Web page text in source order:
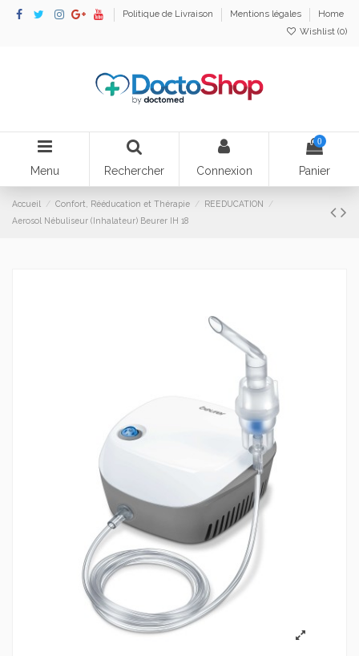
Politique de Livraison Mentions légales
Home
Wishlist (0)
Menu Rechercher Connexion
0
Panier
Accueil Confort, Rééducation et Thérapie
REEDUCATION
Aerosol Nébuliseur (Inhalateur) Beurer IH 18